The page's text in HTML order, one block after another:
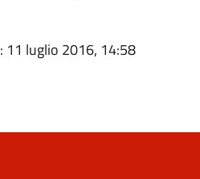
: 11 luglio 2016, 14:58